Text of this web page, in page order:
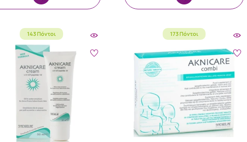
143 Πόντοι 173 Πόντοι